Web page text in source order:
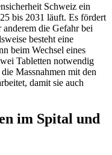
Schweiz ein
bis 2031 läuft. Es fördert
die Gefahr bei
besteht eine
beim Wechsel eines
Tabletten notwendig
Massnahmen mit den
damit sie auch
im Spital und